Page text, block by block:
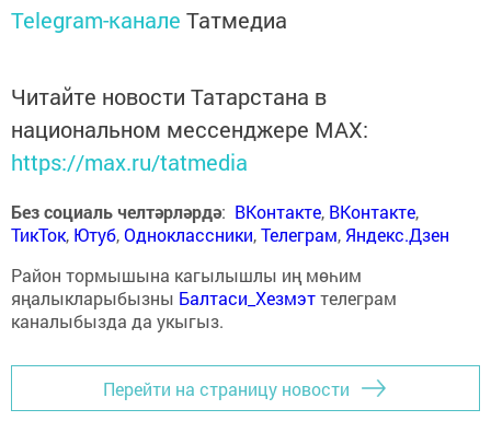
Telegram-канале Татмедиа
Читайте новости Татарстана в
национальном мессенджере MАХ:
https://max.ru/tatmedia
Без социаль челтәрләрдә: ВКонтакте, ВКонтакте,
ТикТок, Ютуб,Одноклассники,Телеграм, Яндекс.Дзен
Район тормышына кагылышлы иң мөһим
яңалыкларыбызны Балтаси_Хезмэттелеграм
каналыбызда да укыгыз.
Перейти на страницу новости